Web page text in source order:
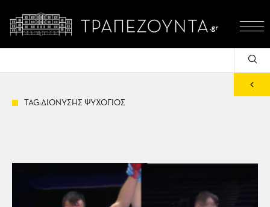
TAG:ΔΙΟΝΥΣΗΣ ΨΥΧΟΓΙΟΣ